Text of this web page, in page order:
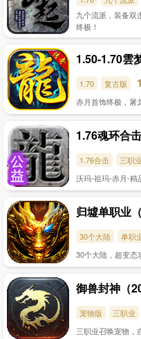
九个流派，装备双
终极！
1.50-1.70雲
1.70 复古版
赤月首饰终极，屠
1.76魂环合
1.76合击 三职业
沃玛-祖玛-赤月-精
归墟单职业
30个大陆 单职
30个大陆，超变态
御兽封神（
宠物版 三职业
三职业召唤宠物，